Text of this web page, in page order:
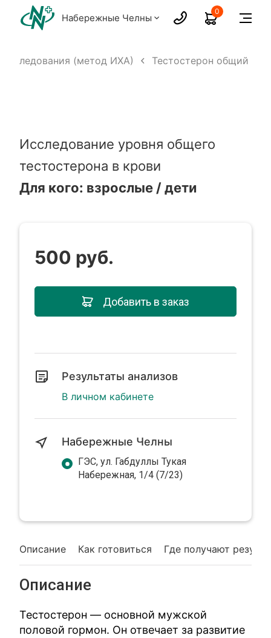
Набережные Челны
0
(метод ИХА) Тестостерон общий
Исследование уровня общего
тестостерона в крови
Для кого: взрослые / дети
Описание Как готовиться Где получают
Описание
Тестостерон — основной мужской
половой гормон. Он отвечает за развитие
500 руб.
Добавить в заказ
Результаты анализов
В личном кабинете
Набережные Челны
ГЭС, ул. Габдуллы Тукая
Набережная, 1/4 (7/23)